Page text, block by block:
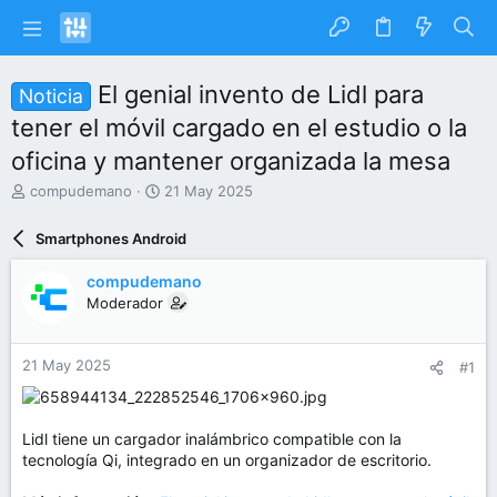
Noticia
El genial invento de Lidl para
tener el móvil cargado en el estudio o la
oficina y mantener organizada la mesa
I
a
r
d
e
l
t
e
m
compudemano
F
h
d
e
n
c
o
21 May 2025
Smartphones Android
compudemano
Moderador
21 May 2025 #1
Lidl tiene un cargador inalámbrico compatible con la
tecnología Qi, integrado en un organizador de escritorio.